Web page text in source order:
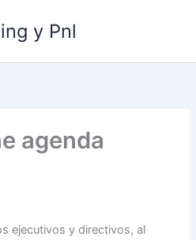
y Pnl
agenda
ejecutivos y directivos, al